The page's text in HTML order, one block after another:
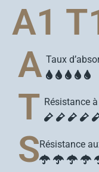
A1
A Taux
T Résistance
SRésistance